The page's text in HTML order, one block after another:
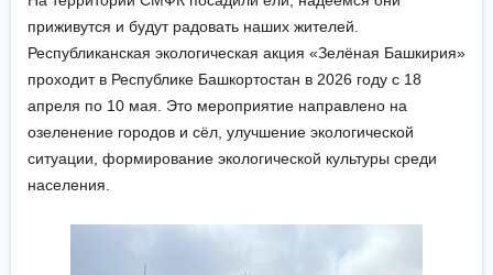
приживутся и будут радовать наших жителей.
Республиканская экологическая акция «Зелёная Башкирия»
проходит в Республике Башкортостан в 2026 году с 18
апреля по 10 мая. Это мероприятие направлено на
озеленение городов и сёл, улучшение экологической
ситуации, формирование экологической культуры среди
населения.